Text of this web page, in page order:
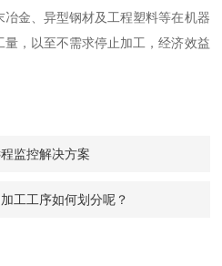
金、异型钢材及工程塑料等在机器
，以至不需求停止加工，经济效益
监控解决方案
工工序如何划分呢？